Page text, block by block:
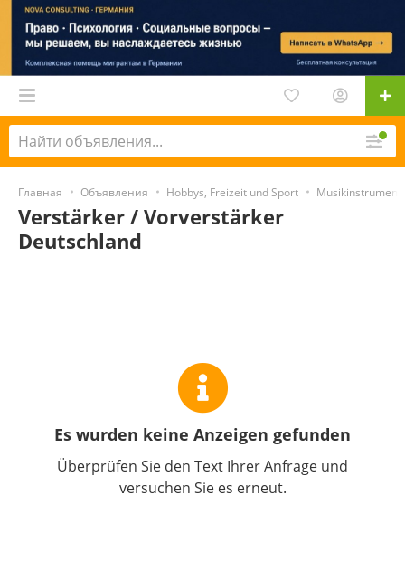
Главная Объявления Hobbys, Freizeit und Sport
Verstärker / Vorverstärker
Deutschland
Es wurden keine Anzeigen gefunden
Überprüfen Sie den Text Ihrer Anfrage und
versuchen Sie es erneut.